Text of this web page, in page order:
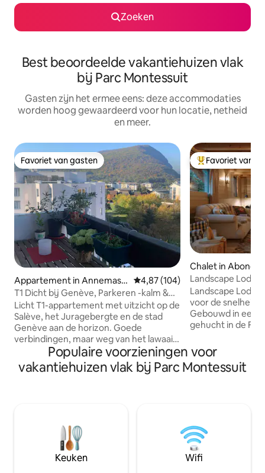
Zoeken
Best beoordeelde vakantiehuizen vlak
bij Parc Montessuit
Gasten zijn het ermee eens: deze accommodaties
worden hoog gewaardeerd voor hun locatie, netheid
en meer.
Favoriet van gasten
Favoriet van gasten
Appartement in Annemass
e
Gemiddelde beoordeling van
4,87 (104)
T1 Dicht bij Genève, Parkeren -kalm &
goed verbonden
Licht T1-appartement met uitzicht op de
Salève, het Juragebergte en de stad
Genève aan de horizon. Goede
verbindingen, maar weg van het lawaai
van het stadscentrum.
Woonkamer/slaapkamer met bed van
200*160, aparte keuken, badkamer en
openbaar vervoer is net onder het
gebouw: 2 buslijnen (3 + T) in 10 minuten
naar het centraal station of tram 17 naar
het centrum van Genève. 7 minuten
Topfavoriet van
Favoriet van
Chalet in
Landscape
een prachtig
Landscape
voor de snelheid
Gebouwd in een
gehucht in de
retraite. Het
elegante,
unieke,
van maaltijden
bergpanorama.
favoriete plek,
in de zon of
Populaire voorzieningen voor
vakantiehuizen vlak bij Parc Montessuit
Keuken Wifi